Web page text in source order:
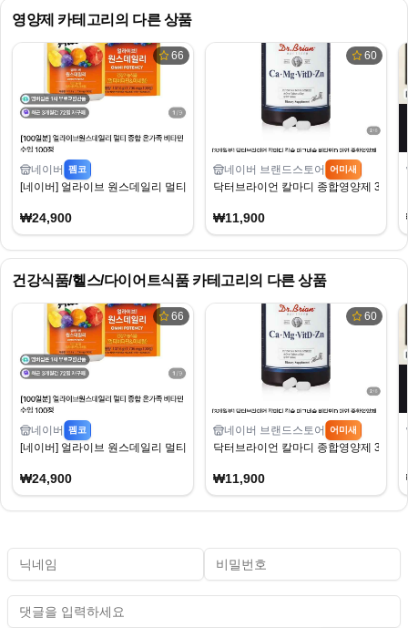
영양제 카테고리의 다른 상품
66
네이버 펨코
[네이버] 얼라이브 원스데일리 멀티 종합 온가족 비타민 수입 100정 (24,900원) (
₩24,900
60
네이버 브랜드스토어 어미새
닥터브라이언 칼마디 종합영양제 3개월
₩11,900
건강식품/헬스/다이어트식품카테고리의 다른 상품
66
네이버 펨코
[네이버] 얼라이브 원스데일리 멀티 종합 온가족 비타민 수입 100정 (24,900원) (
₩24,900
60
네이버 브랜드스토어 어미새
닥터브라이언 칼마디 종합영양제 3개월
₩11,900